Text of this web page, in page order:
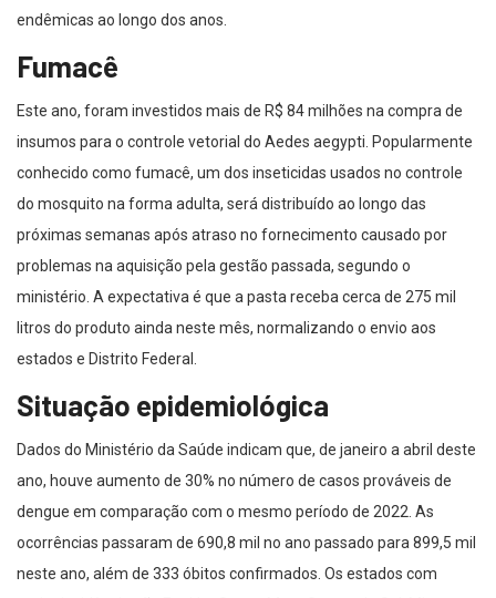
endêmicas ao longo dos anos.
Fumacê
Este ano, foram investidos mais de R$ 84 milhões na compra de
insumos para o controle vetorial do Aedes aegypti. Popularmente
conhecido como fumacê, um dos inseticidas usados no controle
do mosquito na forma adulta, será distribuído ao longo das
próximas semanas após atraso no fornecimento causado por
problemas na aquisição pela gestão passada, segundo o
ministério. A expectativa é que a pasta receba cerca de 275 mil
litros do produto ainda neste mês, normalizando o envio aos
estados e Distrito Federal.
Situação epidemiológica
Dados do Ministério da Saúde indicam que, de janeiro a abril deste
ano, houve aumento de 30% no número de casos prováveis de
dengue em comparação com o mesmo período de 2022. As
ocorrências passaram de 690,8 mil no ano passado para 899,5 mil
neste ano, além de 333 óbitos confirmados. Os estados com